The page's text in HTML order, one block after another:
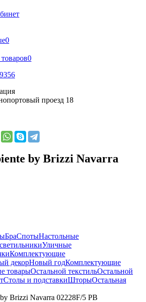
0
0
проезд 18
by Brizzi Navarra
БраСпотыНастольные
Уличные
Комплектующие
декорНовый годКомплектующие
товарыОстальной текстильОстальной
Столы и подставкиШторыОстальная
Brizzi Navarra 02228F/5 PB